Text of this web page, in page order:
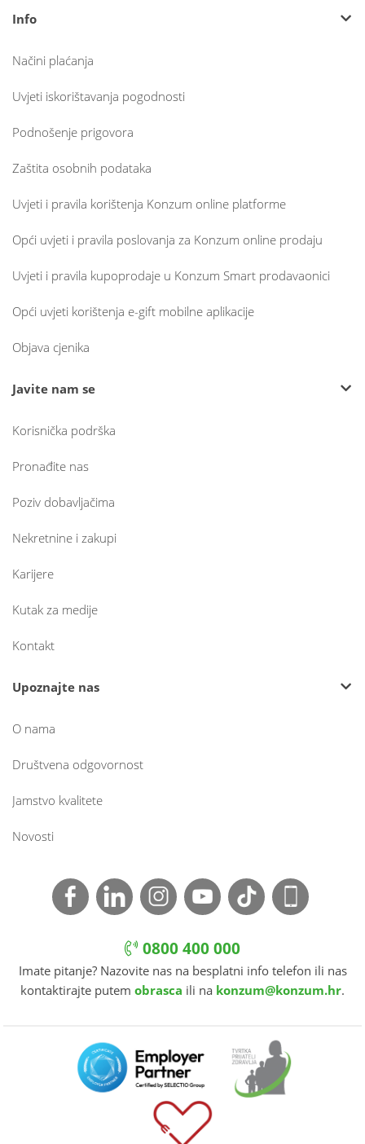
Info
Načini plaćanja
Uvjeti iskorištavanja pogodnosti
Podnošenje prigovora
Zaštita osobnih podataka
Uvjeti i pravila korištenja Konzum online platforme
Opći uvjeti i pravila poslovanja za Konzum online prodaju
Uvjeti i pravila kupoprodaje u Konzum Smart prodavaonici
Opći uvjeti korištenja e-gift mobilne aplikacije
Objava cjenika
Javite nam se
Korisnička podrška
Pronađite nas
Poziv dobavljačima
Nekretnine i zakupi
Karijere
Kutak za medije
Kontakt
Upoznajte nas
O nama
Društvena odgovornost
Jamstvo kvalitete
Novosti
0800 400 000
Imate pitanje? Nazovite nas na besplatni info telefon ili nas
kontaktirajte putem obrasca ili na konzum@konzum.hr.